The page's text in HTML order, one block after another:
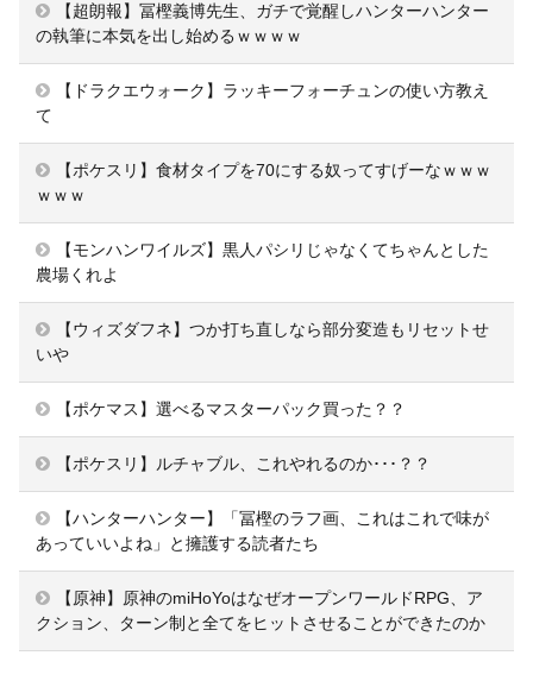
【超朗報】冨樫義博先生、ガチで覚醒しハンターハンター
の執筆に本気を出し始めるｗｗｗｗ
【ドラクエウォーク】ラッキーフォーチュンの使い方教え
て
【ポケスリ】食材タイプを70にする奴ってすげーなｗｗｗ
ｗｗｗ
【モンハンワイルズ】黒人パシリじゃなくてちゃんとした
農場くれよ
【ウィズダフネ】つか打ち直しなら部分変造もリセットせ
いや
【ポケマス】選べるマスターパック買った？？
【ポケスリ】ルチャブル、これやれるのか･･･？？
【ハンターハンター】「冨樫のラフ画、これはこれで味が
あっていいよね」と擁護する読者たち
【原神】原神のmiHoYoはなぜオープンワールドRPG、ア
クション、ターン制と全てをヒットさせることができたのか